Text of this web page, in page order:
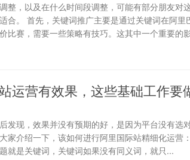
整，以及在什么时间段调整，可能有部分朋友对
合。 首先，关键词推广主要是通过关键词在阿
比赛，需要一些策略有技巧。这其中一个重要的
运营有效果，这些基础工作要
发现，效果并没有预期的好，是因为平台没有选
家介绍一下，该如何进行阿里国际站精细化运营
就是关键词，关键词如果没有同义词，就只...